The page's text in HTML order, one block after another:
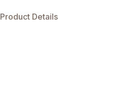
Product Details